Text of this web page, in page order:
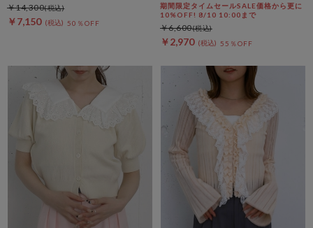
￥7,150 50％OFF
￥14,300
期間限定タイムセールSALE価格から更に
10%OFF! 8/10 10:00まで
￥2,970 55％OFF
￥6,600